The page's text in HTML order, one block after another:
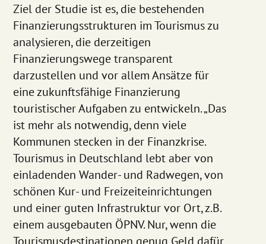
Ziel der Studie ist es, die bestehenden
Finanzierungsstrukturen im Tourismus zu
analysieren, die derzeitigen
Finanzierungswege transparent
darzustellen und vor allem Ansätze für
eine zukunftsfähige Finanzierung
touristischer Aufgaben zu entwickeln. „Das
ist mehr als notwendig, denn viele
Kommunen stecken in der Finanzkrise.
Tourismus in Deutschland lebt aber von
einladenden Wander- und Radwegen, von
schönen Kur- und Freizeiteinrichtungen
und einer guten Infrastruktur vor Ort, z.B.
einem ausgebauten ÖPNV. Nur, wenn die
Tourismusdestinationen genug Geld dafür